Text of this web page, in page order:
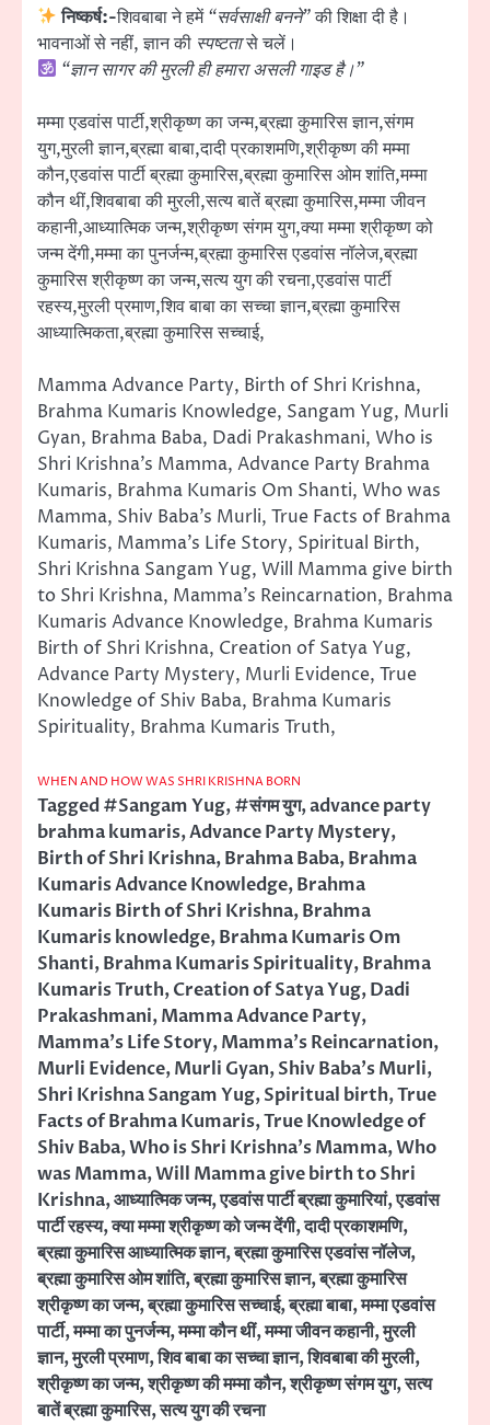
निष्कर्ष:-शिवबाबा ने हमें“सर्वसाक्षी बनने”की शिक्षा दी है।
भावनाओं से नहीं, ज्ञान की स्पष्टतासे चलें।
“ज्ञान सागर की मुरली ही हमारा असली गाइड है।”
मम्मा एडवांस पार्टी,श्रीकृष्ण का जन्म,ब्रह्मा कुमारिस ज्ञान,संगम
युग,मुरली ज्ञान,ब्रह्मा बाबा,दादी प्रकाशमणि,श्रीकृष्ण की मम्मा
कौन,एडवांस पार्टी ब्रह्मा कुमारिस,ब्रह्मा कुमारिस ओम शांति,मम्मा
कौन थीं,शिवबाबा की मुरली,सत्य बातें ब्रह्मा कुमारिस,मम्मा जीवन
कहानी,आध्यात्मिक जन्म,श्रीकृष्ण संगम युग,क्या मम्मा श्रीकृष्ण को
जन्म देंगी,मम्मा का पुनर्जन्म,ब्रह्मा कुमारिस एडवांस नॉलेज,ब्रह्मा
कुमारिस श्रीकृष्ण का जन्म,सत्य युग की रचना,एडवांस पार्टी
रहस्य,मुरली प्रमाण,शिव बाबा का सच्चा ज्ञान,ब्रह्मा कुमारिस
आध्यात्मिकता,ब्रह्मा कुमारिस सच्चाई,
Mamma Advance Party, Birth of Shri Krishna,
Brahma Kumaris Knowledge, Sangam Yug, Murli
Gyan, Brahma Baba, Dadi Prakashmani, Who is
Shri Krishna’s Mamma, Advance Party Brahma
Kumaris, Brahma Kumaris Om Shanti, Who was
Mamma, Shiv Baba’s Murli, True Facts of Brahma
Kumaris, Mamma’s Life Story, Spiritual Birth,
Shri Krishna Sangam Yug, Will Mamma give birth
to Shri Krishna, Mamma’s Reincarnation, Brahma
Kumaris Advance Knowledge, Brahma Kumaris
Birth of Shri Krishna, Creation of Satya Yug,
Advance Party Mystery, Murli Evidence, True
Knowledge of Shiv Baba, Brahma Kumaris
Spirituality, Brahma Kumaris Truth,
WHEN AND HOW WAS SHRI KRISHNA BORN
Tagged#Sangam Yug,#संगम युग,advance party
brahma kumaris,Advance Party Mystery,
Birth of Shri Krishna,Brahma Baba,Brahma
Kumaris Advance Knowledge,Brahma
Kumaris Birth of Shri Krishna,Brahma
Kumaris knowledge,Brahma Kumaris Om
Shanti,Brahma Kumaris Spirituality,Brahma
Kumaris Truth,Creation of Satya Yug,Dadi
Prakashmani,Mamma Advance Party,
Mamma's Life Story,Mamma's Reincarnation,
Murli Evidence,Murli Gyan,Shiv Baba's Murli,
Shri Krishna Sangam Yug,Spiritual birth,True
Facts of Brahma Kumaris,True Knowledge of
Shiv Baba,Who is Shri Krishna's Mamma,Who
was Mamma,Will Mamma give birth to Shri
Krishna,आध्यात्मिक जन्म,एडवांस पार्टी ब्रह्मा कुमारियां,एडवांस
पार्टी रहस्य,क्या मम्मा श्रीकृष्ण को जन्म देंगी,दादी प्रकाशमणि,
ब्रह्मा कुमारिस आध्यात्मिक ज्ञान,ब्रह्मा कुमारिस एडवांस नॉलेज,
ब्रह्मा कुमारिस ओम शांति,ब्रह्मा कुमारिस ज्ञान,ब्रह्मा कुमारिस
श्रीकृष्ण का जन्म,ब्रह्मा कुमारिस सच्चाई,ब्रह्मा बाबा,मम्मा एडवांस
पार्टी,मम्मा का पुनर्जन्म,मम्मा कौन थीं,मम्मा जीवन कहानी,मुरली
ज्ञान,मुरली प्रमाण,शिव बाबा का सच्चा ज्ञान,शिवबाबा की मुरली,
श्रीकृष्ण का जन्म,श्रीकृष्ण की मम्मा कौन,श्रीकृष्ण संगम युग,सत्य
बातें ब्रह्मा कुमारिस,सत्य युग की रचना